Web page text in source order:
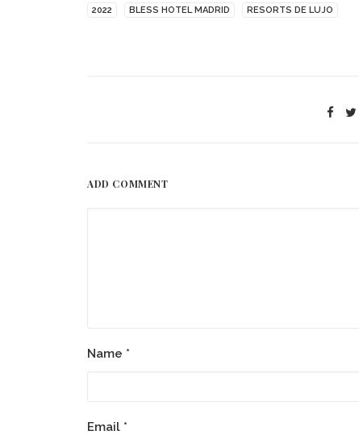
2022 BLESS HOTEL MADRID RESORTS DE LUJO
ADD COMMENT
Name *
Email *